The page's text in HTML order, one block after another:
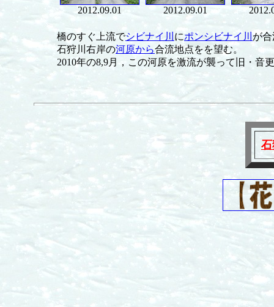
2012.09.01 2012.09.01
橋のすぐ上流でシビナイ川 にポンシビナイ川 が
石狩川右岸の河原から合流地点をを望む。
2010年の8,9月，この河原を激流が襲って旧・音